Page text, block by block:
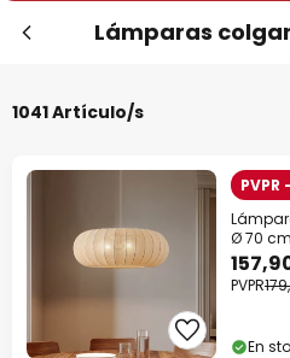
Lámparas
1041 Artículo/s
Ø 70
PVPR
En
-10% EXTRA
-13% EXTRA.
en casi
Código descuento: